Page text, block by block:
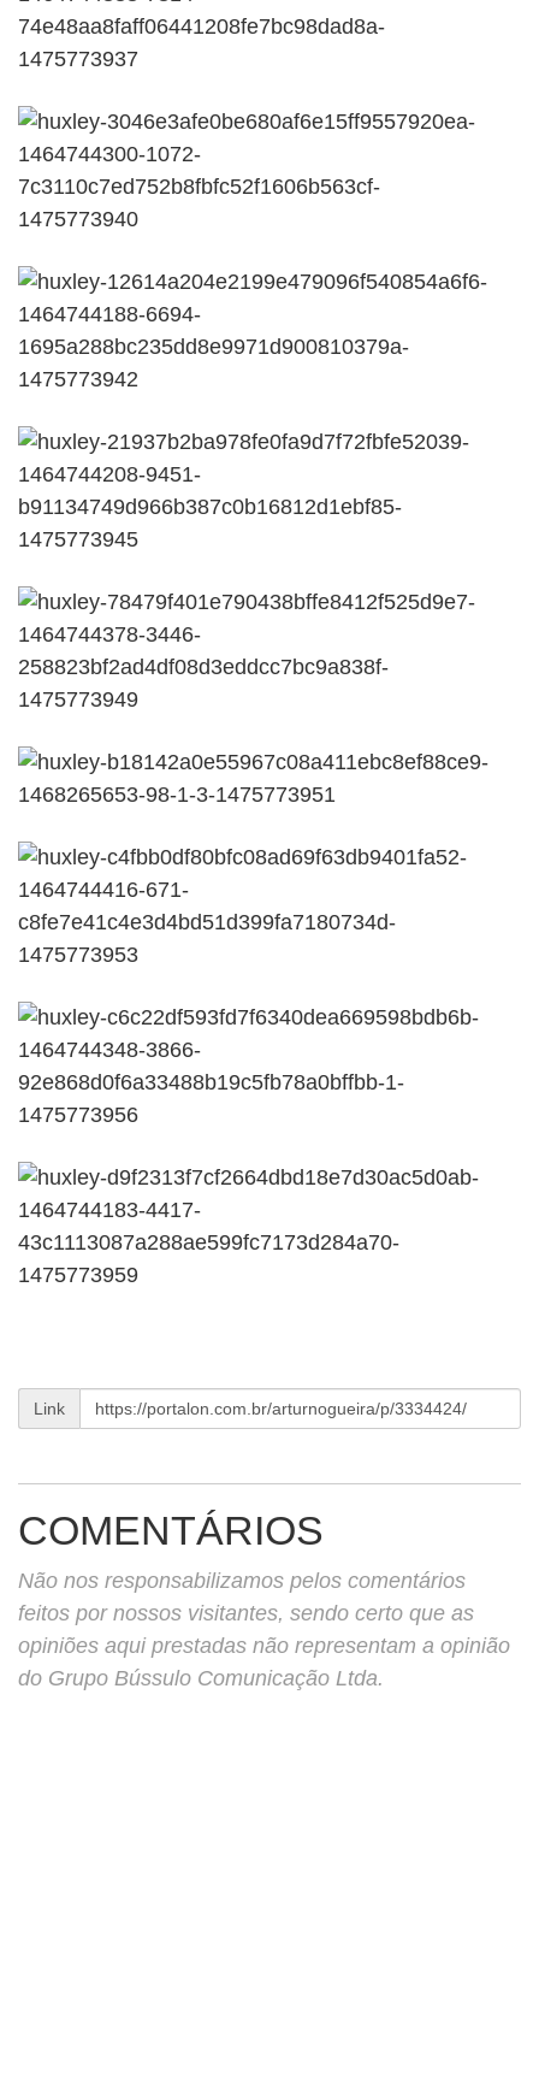
Link
COMENTÁRIOS
Não nos responsabilizamos pelos comentários
feitos por nossos visitantes, sendo certo que as
opiniões aqui prestadas não representam a opinião
do Grupo Bússulo Comunicação Ltda.